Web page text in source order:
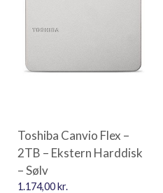
Toshiba Canvio Flex –
2TB – Ekstern Harddisk
– Sølv
1.174,00kr.